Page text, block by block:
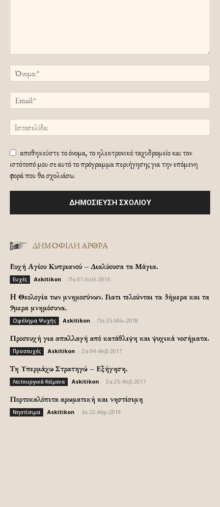
αποθηκεύστε το όνομα, το ηλεκτρονικό ταχυδρομείο και τον
ιστότοπό μου σε αυτό το πρόγραμμα περιήγησης για την επόμενη
φορά που θα σχολιάσω.
ΔΗΜΟΦΙΛΗ ΑΡΘΡΑ
Ευχή Αγίου Κυπριανού – Διαλύουσα τα Μάγια.
Ευχές Askitikon Πα 01-Ιούλ-2016
H Θεολογία των μνημοσύνων. Γιατι τελούνται τα 3ήμερα και τα
9μερα μνημόσυνα.
Ωφέλημα Ψυχής Askitikon Πα 25-Μάι-2018
Προσευχή για απαλλαγή από κατάθλιψη και ψυχικά νοσήματα.
Προσευχές Askitikon Σα 04-Φεβ-2017
Τη Υπερμάχω Στρατηγώ – Εξήγηση.
Λειτουργικά Κείμενα Askitikon Σα 25-Φεβ-2017
Πορτοκαλόπιτα αρωματική και νηστίσιμη
Νηστίσιμα Askitikon Δε 22-Απρ-2019